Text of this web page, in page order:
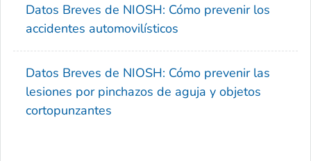
Datos Breves de NIOSH: Cómo prevenir los
accidentes automovilísticos
Datos Breves de NIOSH: Cómo prevenir las
lesiones por pinchazos de aguja y objetos
cortopunzantes